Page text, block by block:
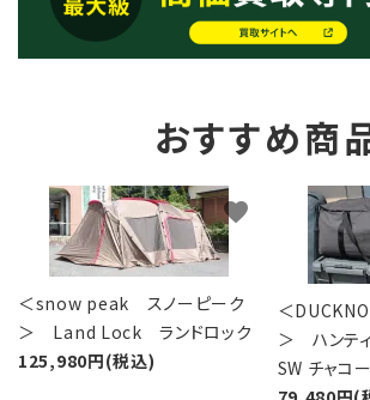
おすすめ商
＜snow peak スノーピーク
＞ Land Lock ランドロック
125,980円(税込)
favorite
＜
＞ ハンテ
SW チャコ